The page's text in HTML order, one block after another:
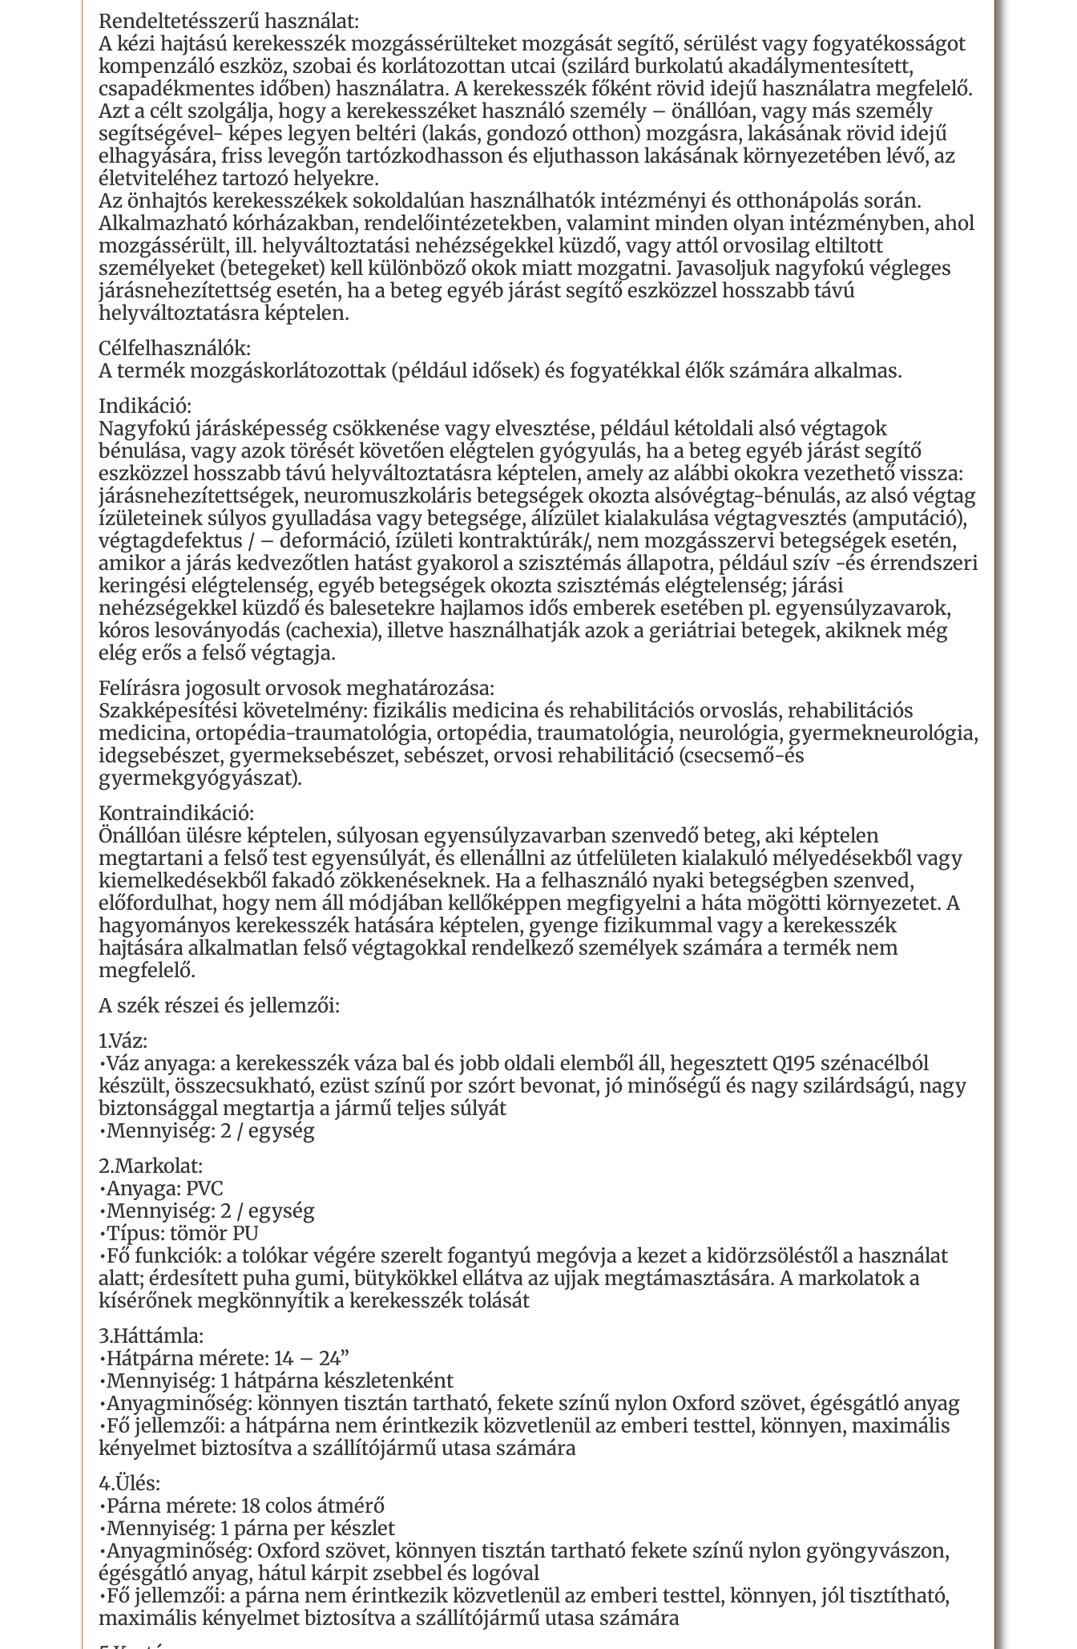
Rendeltetésszerű használat:
A kézi hajtású kerekesszék mozgássérülteket mozgását segítő, sérülést vagy fogyatékosságot
kompenzáló eszköz, szobai és korlátozottan utcai (szilárd burkolatú akadálymentesített,
csapadékmentes időben) használatra. A kerekesszék főként rövid idejű használatra megfelelő.
Azt a célt szolgálja, hogy a kerekesszéket használó személy – önállóan, vagy más személy
segítségével- képes legyen beltéri (lakás, gondozó otthon) mozgásra, lakásának rövid idejű
elhagyására, friss levegőn tartózkodhasson és eljuthasson lakásának környezetében lévő, az
életviteléhez tartozó helyekre.
Az önhajtós kerekesszékek sokoldalúan használhatók intézményi és otthonápolás során.
Alkalmazható kórházakban, rendelőintézetekben, valamint minden olyan intézményben, ahol
mozgássérült, ill. helyváltoztatási nehézségekkel küzdő, vagy attól orvosilag eltiltott
személyeket (betegeket) kell különböző okok miatt mozgatni. Javasoljuk nagyfokú végleges
járásnehezítettség esetén, ha a beteg egyéb járást segítő eszközzel hosszabb távú
helyváltoztatásra képtelen.
Célfelhasználók:
A termék mozgáskorlátozottak (például idősek) és fogyatékkal élők számára alkalmas.
Indikáció:
Nagyfokú járásképesség csökkenése vagy elvesztése, például kétoldali alsó végtagok
bénulása, vagy azok törését követően elégtelen gyógyulás, ha a beteg egyéb járást segítő
eszközzel hosszabb távú helyváltoztatásra képtelen, amely az alábbi okokra vezethető vissza:
járásnehezítettségek, neuromuszkoláris betegségek okozta alsóvégtag-bénulás, az alsó végtag
ízületeinek súlyos gyulladása vagy betegsége, álízület kialakulása végtagvesztés (amputáció),
végtagdefektus / – deformáció, ízületi kontraktúrák/, nem mozgásszervi betegségek esetén,
amikor a járás kedvezőtlen hatást gyakorol a szisztémás állapotra, például szív -és érrendszeri
keringési elégtelenség, egyéb betegségek okozta szisztémás elégtelenség; járási
nehézségekkel küzdő és balesetekre hajlamos idős emberek esetében pl. egyensúlyzavarok,
kóros lesoványodás (cachexia), illetve használhatják azok a geriátriai betegek, akiknek még
elég erős a felső végtagja.
Felírásra jogosult orvosok meghatározása:
Szakképesítési követelmény: fizikális medicina és rehabilitációs orvoslás, rehabilitációs
medicina, ortopédia-traumatológia, ortopédia, traumatológia, neurológia, gyermekneurológia,
idegsebészet, gyermeksebészet, sebészet, orvosi rehabilitáció (csecsemő-és
gyermekgyógyászat).
Kontraindikáció:
Önállóan ülésre képtelen, súlyosan egyensúlyzavarban szenvedő beteg, aki képtelen
megtartani a felső test egyensúlyát, és ellenállni az útfelületen kialakuló mélyedésekből vagy
kiemelkedésekből fakadó zökkenéseknek. Ha a felhasználó nyaki betegségben szenved,
előfordulhat, hogy nem áll módjában kellőképpen megfigyelni a háta mögötti környezetet. A
hagyományos kerekesszék hatására képtelen, gyenge fizikummal vagy a kerekesszék
hajtására alkalmatlan felső végtagokkal rendelkező személyek számára a termék nem
megfelelő.
A szék részei és jellemzői:
1.Váz:
•Váz anyaga: a kerekesszék váza bal és jobb oldali elemből áll, hegesztett Q195 szénacélból
készült, összecsukható, ezüst színű por szórt bevonat, jó minőségű és nagy szilárdságú, nagy
biztonsággal megtartja a jármű teljes súlyát
•Mennyiség: 2 / egység
2.Markolat:
•Anyaga: PVC
•Mennyiség: 2 / egység
•Típus: tömör PU
•Fő funkciók: a tolókar végére szerelt fogantyú megóvja a kezet a kidörzsöléstől a használat
alatt; érdesített puha gumi, bütykökkel ellátva az ujjak megtámasztására. A markolatok a
kísérőnek megkönnyítik a kerekesszék tolását
3.Háttámla:
•Hátpárna mérete: 14 – 24”
•Mennyiség: 1 hátpárna készletenként
•Anyagminőség: könnyen tisztán tartható, fekete színű nylon Oxford szövet, égésgátló anyag
•Fő jellemzői: a hátpárna nem érintkezik közvetlenül az emberi testtel, könnyen, maximális
kényelmet biztosítva a szállítójármű utasa számára
4.Ülés:
•Párna mérete: 18 colos átmérő
•Mennyiség: 1 párna per készlet
•Anyagminőség: Oxford szövet, könnyen tisztán tartható fekete színű nylon gyöngyvászon,
égésgátló anyag, hátul kárpit zsebbel és logóval
•Fő jellemzői: a párna nem érintkezik közvetlenül az emberi testtel, könnyen, jól tisztítható,
maximális kényelmet biztosítva a szállítójármű utasa számára